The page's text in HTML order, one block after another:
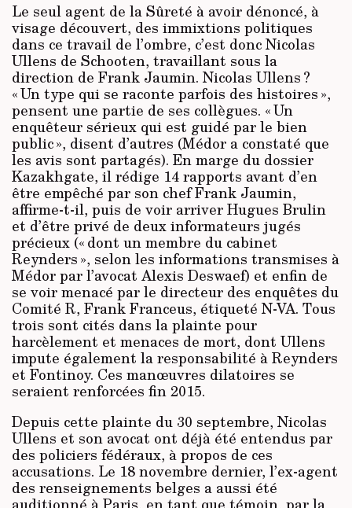
Le seul agent de la Sûreté à avoir dénoncé, à
visage découvert, des immixtions politiques
dans ce travail de l’ombre, c’est donc Nicolas
Ullens de Schooten, travaillant sous la
direction de Frank Jaumin. Nicolas Ullens ?
« Un type qui se raconte parfois des histoires »,
pensent une partie de ses collègues. « Un
enquêteur sérieux qui est guidé par le bien
public », disent d’autres (Médor a constaté que
les avis sont partagés). En marge du dossier
Kazakhgate, il rédige 14 rapports avant d’en
être empêché par son chef Frank Jaumin,
affirme-t-il, puis de voir arriver Hugues Brulin
et d’être privé de deux informateurs jugés
précieux (« dont un membre du cabinet
Reynders », selon les informations transmises à
Médor par l’avocat Alexis Deswaef) et enfin de
se voir menacé par le directeur des enquêtes du
Comité R, Frank Franceus, étiqueté N-VA. Tous
trois sont cités dans la plainte pour
harcèlement et menaces de mort, dont Ullens
impute également la responsabilité à Reynders
et Fontinoy. Ces manœuvres dilatoires se
seraient renforcées fin 2015.
Depuis cette plainte du 30 septembre, Nicolas
Ullens et son avocat ont déjà été entendus par
des policiers fédéraux, à propos de ces
accusations. Le 18 novembre dernier, l’ex-agent
des renseignements belges a aussi été